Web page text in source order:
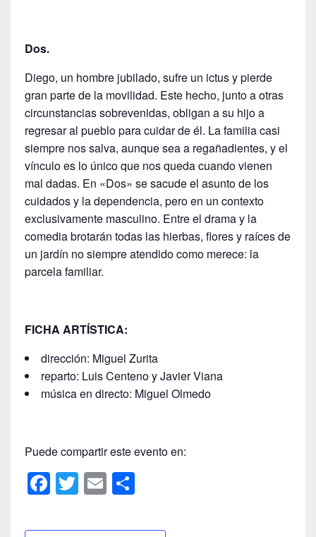
Dos.
Diego, un hombre jubilado, sufre un ictus y pierde
gran parte de la movilidad. Este hecho, junto a otras
circunstancias sobrevenidas, obligan a su hijo a
regresar al pueblo para cuidar de él. La familia casi
siempre nos salva, aunque sea a regañadientes, y el
vínculo es lo único que nos queda cuando vienen
mal dadas. En «Dos» se sacude el asunto de los
cuidados y la dependencia, pero en un contexto
exclusivamente masculino. Entre el drama y la
comedia brotarán todas las hierbas, flores y raíces de
un jardín no siempre atendido como merece: la
parcela familiar.
FICHA ARTÍSTICA:
dirección: Miguel Zurita
reparto: Luis Centeno y Javier Viana
música en directo: Miguel Olmedo
Puede compartir este evento en:
F
a
c
T
wi
tt
E
m
ailm